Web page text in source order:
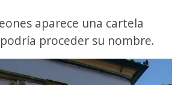
aparece una cartela
proceder su nombre.